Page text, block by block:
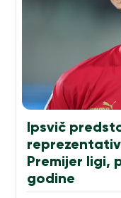
Ipsvič
Premijer ligi,
godine